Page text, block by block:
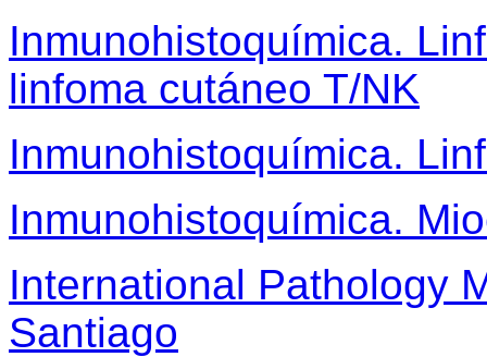
Inmunohistoquímica.
linfoma cutáneo T/NK
Inmunohistoquímica.
Inmunohistoquímica.
International Pathology
Santiago